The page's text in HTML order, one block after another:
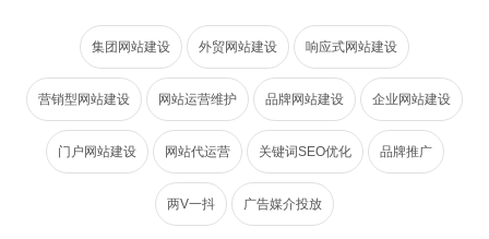
集团网站建设 外贸网站建设 响应式网站建设
营销型网站建设 网站运营维护 品牌网站建设 企业网站建设
门户网站建设 网站代运营 关键词SEO优化 品牌推广
两V一抖 广告媒介投放